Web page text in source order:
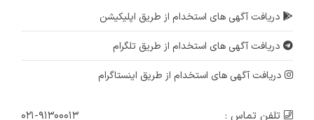
دریافت آگهی های استخدام از طریق اپلیکیشن
دریافت آگهی های استخدام از طریق تلگرام
دریافت آگهی های استخدام از طریق اینستاگرام
تلفن تماس : ۰۲۱-۹۱۳۰۰۰۱۳